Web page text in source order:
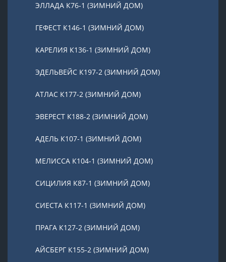
ЭЛЛАДА К76-1 (ЗИМНИЙ ДОМ)
ГЕФЕСТ К146-1 (ЗИМНИЙ ДОМ)
КАРЕЛИЯ К136-1 (ЗИМНИЙ ДОМ)
ЭДЕЛЬВЕЙС К197-2 (ЗИМНИЙ ДОМ)
АТЛАС К177-2 (ЗИМНИЙ ДОМ)
ЭВЕРЕСТ К188-2 (ЗИМНИЙ ДОМ)
АДЕЛЬ К107-1 (ЗИМНИЙ ДОМ)
МЕЛИССА К104-1 (ЗИМНИЙ ДОМ)
СИЦИЛИЯ К87-1 (ЗИМНИЙ ДОМ)
СИЕСТА К117-1 (ЗИМНИЙ ДОМ)
ПРАГА К127-2 (ЗИМНИЙ ДОМ)
АЙСБЕРГ К155-2 (ЗИМНИЙ ДОМ)